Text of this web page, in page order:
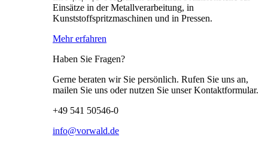
Einsätze in der Metallverarbeitung, in
Kunststoffspritzmaschinen und in Pressen.
Mehr erfahren
Haben Sie Fragen?
Gerne beraten wir Sie persönlich. Rufen Sie uns an,
mailen Sie uns oder nutzen Sie unser Kontaktformular.
+49 541 50546-0
info@vorwald.de